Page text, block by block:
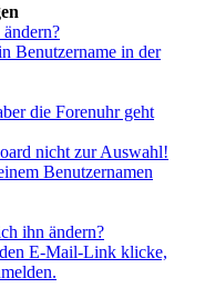
Benutzername in der
die Forenuhr geht
nicht zur Auswahl!
Benutzernamen
ihn ändern?
E-Mail-Link klicke,